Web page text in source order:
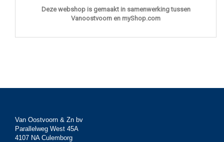
Deze webshop is gemaakt in samenwerking tussen
Vanoostvoorn en myShop.com
Van Oostvoorn & Zn bv
Parallelweg West 45A
4107 NA Culemborg